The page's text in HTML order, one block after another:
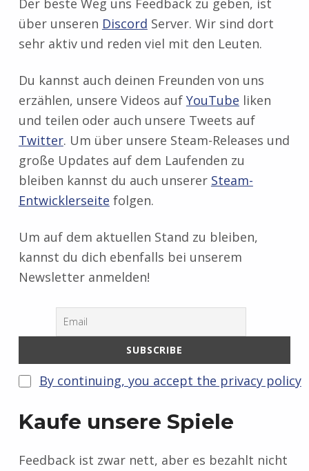
Der beste Weg uns Feedback zu geben, ist
über unseren Discord Server. Wir sind dort
sehr aktiv und reden viel mit den Leuten.
Du kannst auch deinen Freunden von uns
erzählen, unsere Videos auf YouTube liken
und teilen oder auch unsere Tweets auf
Twitter. Um über unsere Steam-Releases und
große Updates auf dem Laufenden zu
bleiben kannst du auch unserer Steam-
Entwicklerseite folgen.
Um auf dem aktuellen Stand zu bleiben,
kannst du dich ebenfalls bei unserem
Newsletter anmelden!
By continuing, you accept the privacy policy
Kaufe unsere Spiele
Feedback ist zwar nett, aber es bezahlt nicht